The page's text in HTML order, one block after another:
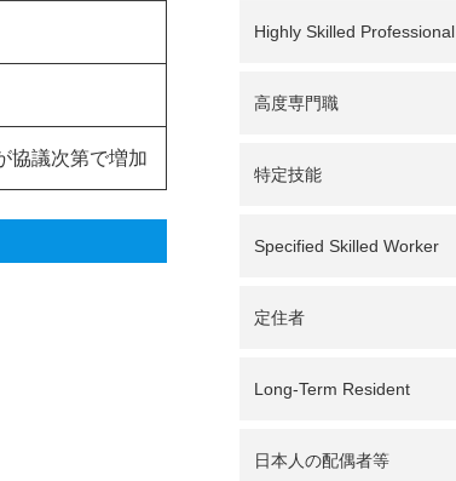
協議次第で増加
Highly Skilled Professional
高度専門職
特定技能
Specified Skilled Worker
定住者
Long-Term Resident
日本人の配偶者等